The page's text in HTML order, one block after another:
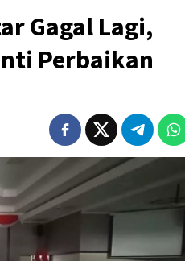
Gagal Lagi,
Perbaikan